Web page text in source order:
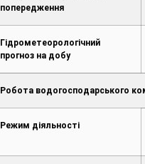
попередження
Гідрометеорологічний
прогноз на добу
Робота водогосподарського
Режим діяльності